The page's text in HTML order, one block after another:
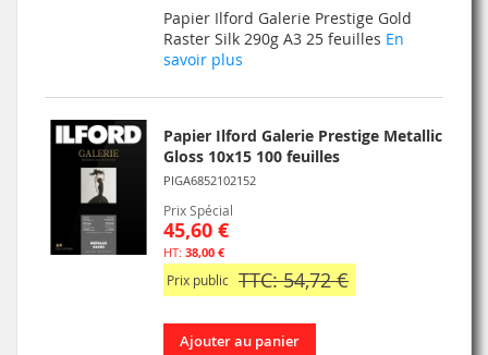
MA
LISTE
COMPARATEUR
Papier Ilford Galerie Prestige Gold
Raster Silk 290g A3 25 feuilles En
savoir plus
Papier Ilford Galerie Prestige Metallic
Gloss 10x15 100 feuilles
PIGA6852102152
Prix Spécial
45,60 €
38,00 €
Prix public TTC: 54,72 €
Ajouter au panier